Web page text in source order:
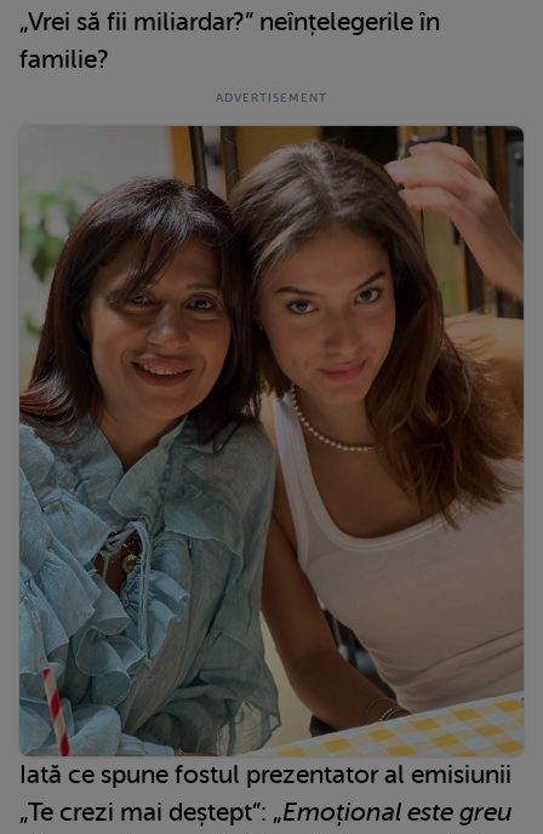
„Vrei să fii miliardar?” neînțelegerile în
familie?
Iată ce spune fostul prezentator al emisiunii
„Te crezi mai deștept”: „Emoțional este greu